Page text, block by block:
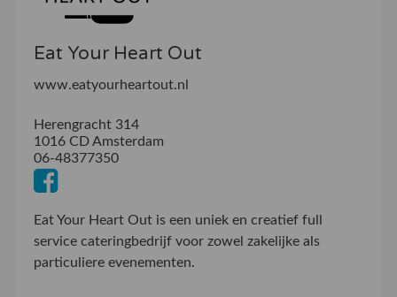
Eat Your Heart Out
www.eatyourheartout.nl
Herengracht 314
1016 CD Amsterdam
06-48377350
Eat Your Heart Out is een uniek en creatief full
service cateringbedrijf voor zowel zakelijke als
particuliere evenementen.